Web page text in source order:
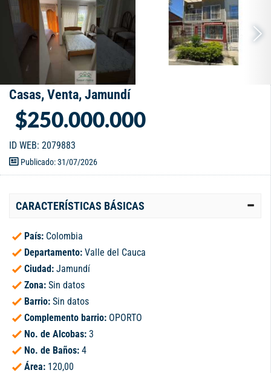
Casas, Venta, Jamundí
$250.000.000
ID WEB: 2079883
Publicado: 31/07/2026
CARACTERÍSTICAS BÁSICAS
País: Colombia
Departamento: Valle del Cauca
Ciudad: Jamundí
Zona: Sin datos
Barrio: Sin datos
Complemento barrio: OPORTO
No. de Alcobas: 3
No. de Baños: 4
Área: 120,00